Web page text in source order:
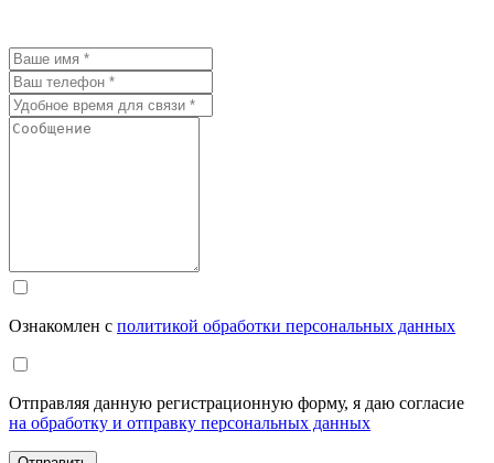
Ознакомлен с политикой обработки персональных данных
Отправляя данную регистрационную форму, я даю согласие
на обработку и отправку персональных данных